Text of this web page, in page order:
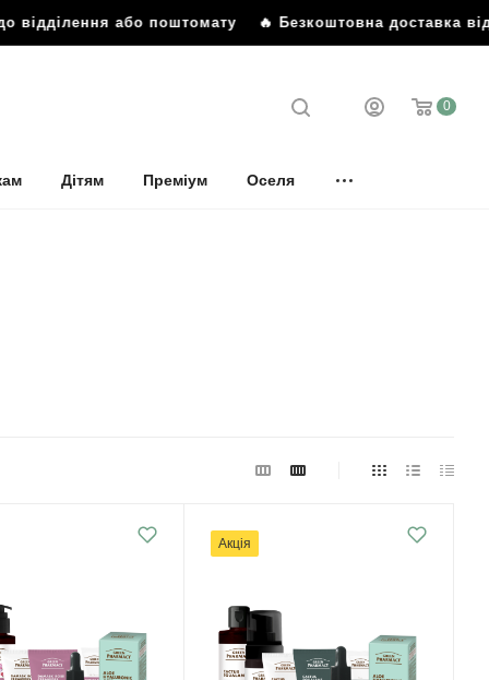
або поштомату🔥 Безкоштовна доставка від
0
Дітям Преміум Оселя
Акція